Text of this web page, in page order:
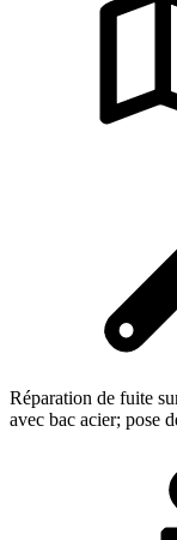
Réparation de fuite
avec bac acier; pose